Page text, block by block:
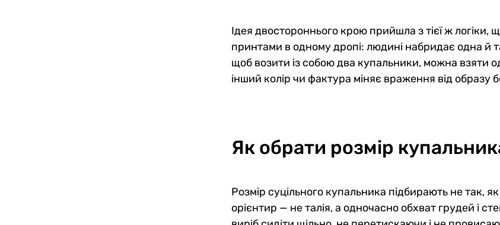
Ідея двостороннього крою прийшла з тієї ж логіки,
принтами в одному дропі: людині набридає одна й
щоб возити із собою два купальники, можна взяти
інший колір чи фактура міняє враження від образу
Як обрати розмір
Розмір суцільного купальника підбирають не так,
орієнтир — не талія, а одночасно обхват грудей і